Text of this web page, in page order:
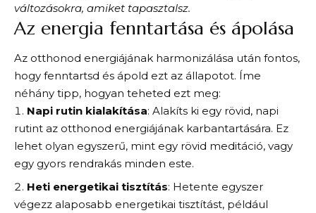
változásokra, amiket tapasztalsz.
Az energia fenntartása és ápolása
Az otthonod energiájának harmonizálása után fontos,
hogy fenntartsd és ápold ezt az állapotot. Íme
néhány tipp, hogyan teheted ezt meg:
Napi rutin kialakítása: Alakíts ki egy rövid, napi
rutint az otthonod energiájának karbantartására. Ez
lehet olyan egyszerű, mint egy rövid meditáció, vagy
egy gyors rendrakás minden este.
Heti energetikai tisztítás: Hetente egyszer
végezz alaposabb energetikai tisztítást, például